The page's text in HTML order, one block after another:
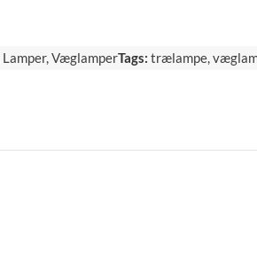
Lamper,VæglamperTags: trælampe,